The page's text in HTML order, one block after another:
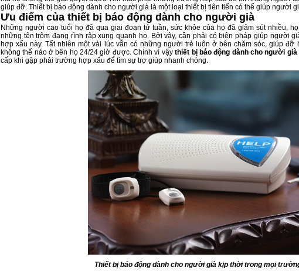
giúp đỡ. Thiết bị báo động dành cho người già là một loại thiết bị tiên tiến có thể giúp người
Ưu điểm của thiết bị báo động dành cho người già
Những người cao tuổi họ đã qua giai đoạn tứ tuần, sức khỏe của họ đã giảm sút nhiều,
những tên trộm đang rình rập xung quanh họ. Bởi vậy, cần phải có biện pháp giúp người
hợp xấu này. Tất nhiên một vài lúc vẫn có những người trẻ luôn ở bên chăm sóc, giúp đỡ
không thể nào ở bên họ 24/24 giờ được. Chính vì vậythiết bị báo động dành cho người già
cấp khi gặp phải trường hợp xấu để tìm sự trợ giúp nhanh chóng.
Thiết bị báo động dành cho người già kịp thời trong mọi